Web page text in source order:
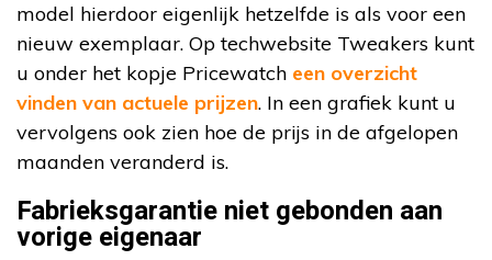
model hierdoor eigenlijk hetzelfde is als voor een
nieuw exemplaar. Op techwebsite Tweakers kunt
u onder het kopje Pricewatch een overzicht
vinden van actuele prijzen. In een grafiek kunt u
vervolgens ook zien hoe de prijs in de afgelopen
maanden veranderd is.
Fabrieksgarantie niet gebonden aan
vorige eigenaar